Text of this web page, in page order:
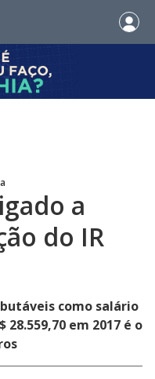
a
do IR
como salário
em 2017 é o